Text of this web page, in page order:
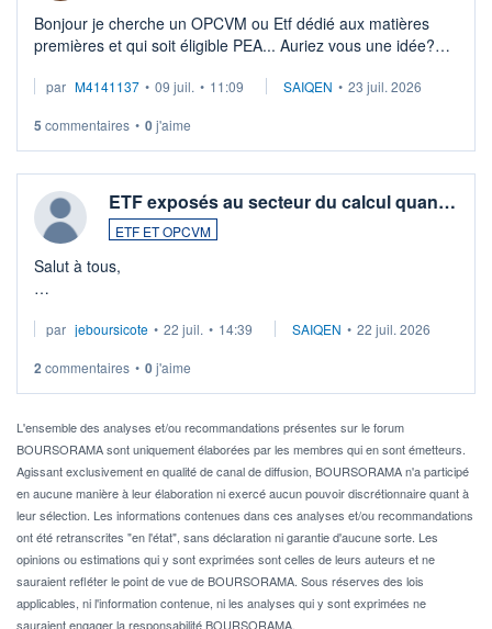
Bonjour je cherche un OPCVM ou Etf dédié aux matières
premières et qui soit éligible PEA... Auriez vous une idée?
par M4141137 • 09 juil. • 11:09 SAIQEN • 23 juil. 2026
5 commentaires • 0j'aime
ETF exposés au secteur du calcul quan…
ETF ET OPCVM
Salut à tous,
via un ETF plutôt que des actions individuelles.
Idéalement, je voudrais qu'il soit éligible au PEA.
Pour l' ...
par jeboursicote • 22 juil. • 14:39 SAIQEN • 22 juil. 2026
2 commentaires • 0j'aime
L'ensemble des analyses et/ou recommandations présentes sur le forum
BOURSORAMA sont uniquement élaborées par les membres qui en sont émetteurs.
Agissant exclusivement en qualité de canal de diffusion, BOURSORAMA n'a participé
en aucune manière à leur élaboration ni exercé aucun pouvoir discrétionnaire quant à
leur sélection. Les informations contenues dans ces analyses et/ou recommandations
ont été retranscrites "en l'état", sans déclaration ni garantie d'aucune sorte. Les
opinions ou estimations qui y sont exprimées sont celles de leurs auteurs et ne
sauraient refléter le point de vue de BOURSORAMA. Sous réserves des lois
applicables, ni l'information contenue, ni les analyses qui y sont exprimées ne
sauraient engager la responsabilité BOURSORAMA.